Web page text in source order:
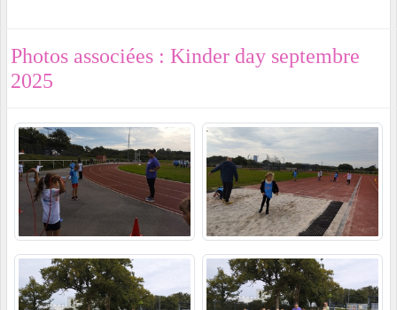
Photos associées : Kinder day septembre
2025